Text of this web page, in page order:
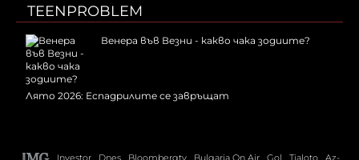
TEENPROBLEM
Венера във Везни - какво чака зодиите?
Лято 2026: Еспадрилите се завръщат